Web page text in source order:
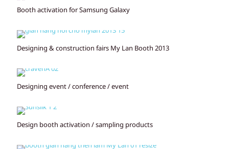
Booth activation for Samsung Galaxy
Designing & construction fairs My Lan Booth 2013
Designing event / conference / event
Design booth activation / sampling products